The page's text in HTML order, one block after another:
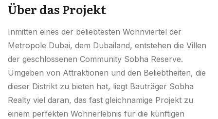
Über das Projekt
Inmitten eines der beliebtesten Wohnviertel der
Metropole Dubai, dem Dubailand, entstehen die Villen
der geschlossenen Community Sobha Reserve.
Umgeben von Attraktionen und den Beliebtheiten, die
dieser Distrikt zu bieten hat, liegt Bauträger Sobha
Realty viel daran, das fast gleichnamige Projekt zu
einem perfekten Wohnerlebnis für die künftigen